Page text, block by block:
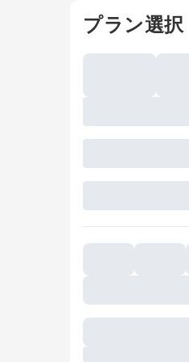
プラン選択